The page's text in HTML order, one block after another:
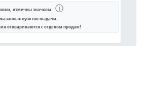
, отмечны значком ⓘ
пунктов выдачи.
оговариваются с отделом продаж!